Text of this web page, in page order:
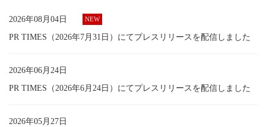
2026年08月04日
PR TIMES（2026年7月31日）にてプレスリリースを配信しました
2026年06月24日
PR TIMES（2026年6月24日）にてプレスリリースを配信しました
2026年05月27日